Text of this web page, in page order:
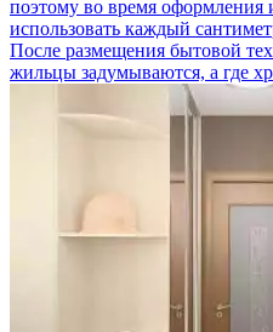
поэтому во время оформления
использовать каждый
После размещения бытовой
жильцы задумываются, а где